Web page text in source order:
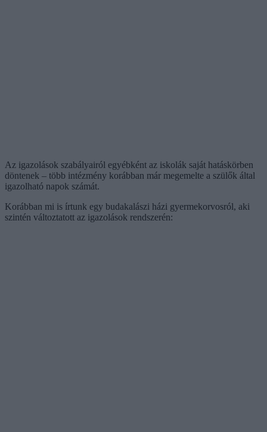
Az igazolások szabályairól egyébként az iskolák saját hatáskörben
döntenek – több intézmény korábban már megemelte a szülők által
igazolható napok számát.
Korábban mi is írtunk egy budakalászi házi gyermekorvosról, aki
szintén változtatott az igazolások rendszerén: